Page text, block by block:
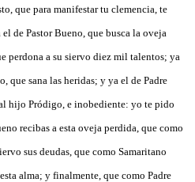
que para manifestar tu clemencia, te
de Pastor Bueno, que busca la oveja
perdona a su siervo diez mil talentos; ya
que sana las heridas; y ya el de Padre
hijo Pródigo, e inobediente: yo te pido
recibas a esta oveja perdida, que como
sus deudas, que como Samaritano
alma; y finalmente, que como Padre